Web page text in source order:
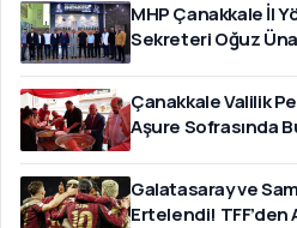
MHP Çanakkale İl
Sekreteri Oğuz
Çanakkale Valilik
Aşure Sofrasında
Galatasaray ve
Ertelendi! TFF’den